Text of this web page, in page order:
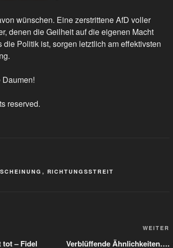
wünschen. Eine zerstrittene AfD voller
denen die Geilheit auf die eigenen Macht
Politik ist, sorgen letztlich am effektivsten
reserved.
, RICHTUNGSSTREIT
tot – Fidel
WEITER
Verblüffende Ähnlichkeiten….